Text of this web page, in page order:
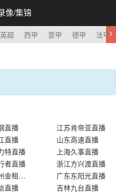
像/集锦
英超 西甲 意甲 德甲 法甲
直播
江苏肯帝亚直播
直播
山东高速直播
特直播
上海久事直播
者直播
浙江方兴渡直播
浙江稠州金租直播
广东东阳光直播
直播
吉林九台直播